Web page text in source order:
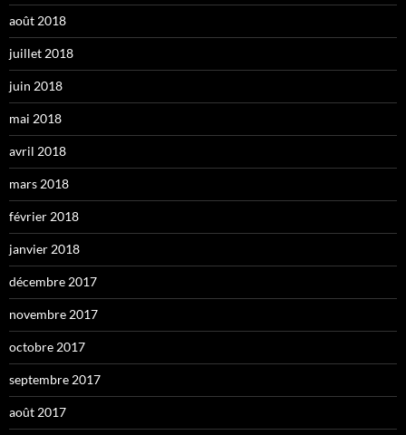
août 2018
juillet 2018
juin 2018
mai 2018
avril 2018
mars 2018
février 2018
janvier 2018
décembre 2017
novembre 2017
octobre 2017
septembre 2017
août 2017